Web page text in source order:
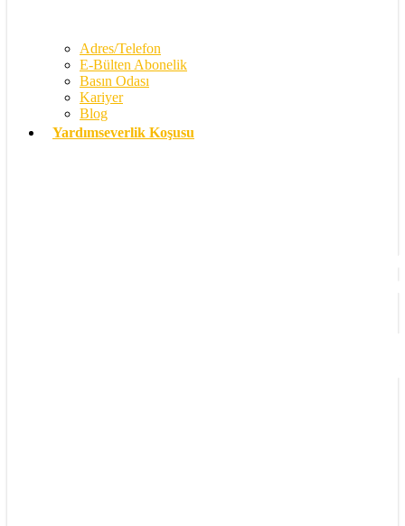
Adres/Telefon
E-Bülten Abonelik
Basın Odası
Kariyer
Blog
Yardımseverlik Koşusu